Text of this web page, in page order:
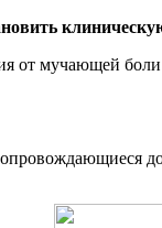
от мучающей